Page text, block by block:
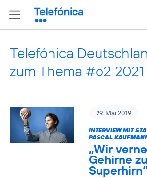
Telefónica
zum Thema #o2 2021
29. Mai 2019
INTERVIEW MIT
PASCAL
„Wir
Gehirne
Superhirn“